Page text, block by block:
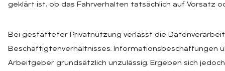
geklärt ist, ob das Fahrverhalten tatsächlich auf Vorsatz
Bei gestatteter Privatnutzung verlässt die
Beschäftigtenverhältnisses. Informationsbeschaffungen
Arbeitgeber grundsätzlich unzulässig. Ergeben sich